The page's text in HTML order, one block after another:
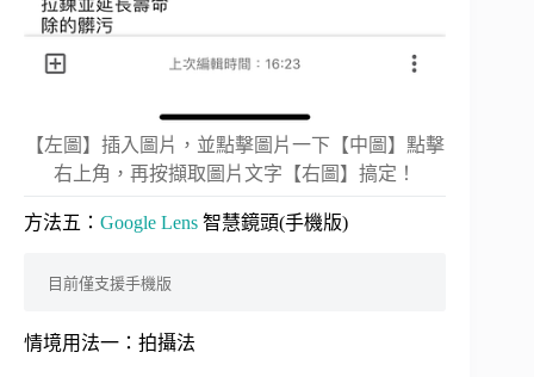
【左圖】插入圖片，並點擊圖片一下【中圖】點擊
右上角，再按擷取圖片文字【右圖】搞定！
方法五： Google Lens 智慧鏡頭(手機版)
目前僅支援手機版
情境用法一：拍攝法